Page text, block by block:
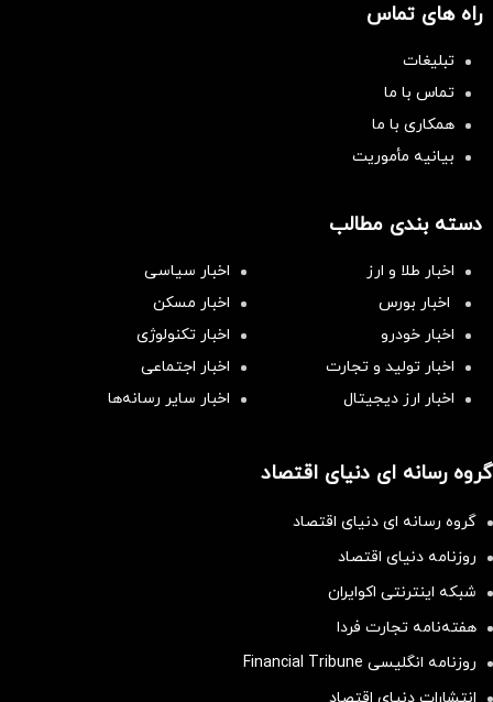
راه های تماس
تبلیغات
تماس با ما
همکاری با ما
بیانیه مأموریت
دسته بندی مطالب
اخبار طلا و ارز
اخبار سیاسی
اخبار بورس
اخبار مسکن
اخبار خودرو
اخبار تکنولوژی
اخبار تولید و تجارت
اخبار اجتماعی
اخبار ارز دیجیتال
اخبار سایر رسانه‌‌ها
گروه رسانه ای دنیای اقتصاد
گروه رسانه ای دنیای اقتصاد
روزنامه دنیای اقتصاد
شبکه اینترنتی اکوایران
هفته‌نامه تجارت فردا
روزنامه انگلیسی Financial Tribune